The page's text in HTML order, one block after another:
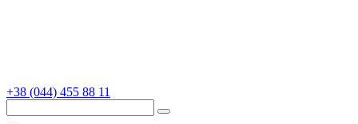
+38 (044) 455 88 11